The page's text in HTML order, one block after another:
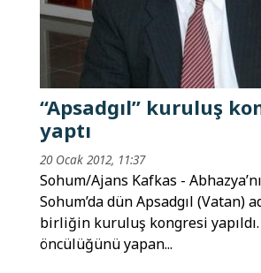
“Apsadgıl” kuruluş
yaptı
20 Ocak 2012, 11:37
Sohum/Ajans Kafkas -
Sohum’da dün Apsadgıl (Vatan)
birliğin kuruluş kongresi
öncülüğünü yapan...